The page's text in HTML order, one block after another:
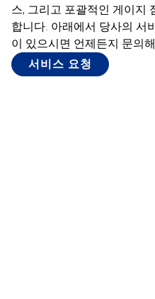
스, 그리고 포괄적인 게이지
합니다. 아래에서 당사의 서
이 있으시면 언제든지 문의
서비스 요청